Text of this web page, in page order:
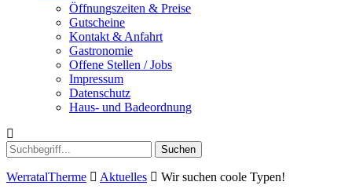
Öffnungszeiten & Preise
Gutscheine
Kontakt & Anfahrt
Gastronomie
Offene Stellen / Jobs
Impressum
Datenschutz
Haus- und Badeordnung
Suchen
WerratalTherme Aktuelles Wir suchen coole Typen!